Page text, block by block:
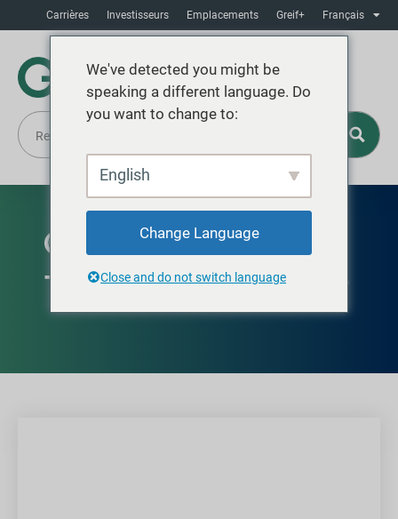
Carrières Investisseurs Emplacements Greif+ Français
DISPONIBLE EN EUROPE, EN AMÉRIQUE DU SUD,
Tambour conique en acier
We've detected you might be
speaking a different language. Do
you want to change to:
English
Change Language
Close and do not switch language